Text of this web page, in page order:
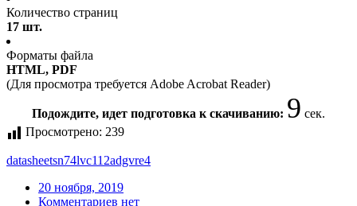
Количество страниц
17 шт.
Форматы файла
HTML, PDF
(Для просмотра требуется Adobe Acrobat Reader)
Подождите, идет подготовка к скачиванию: 9 сек.
Просмотрено: 239
datasheetsn74lvc112adgvre4
20 ноября, 2019
Комментариев нет